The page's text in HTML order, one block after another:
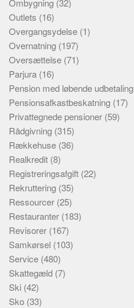
Ombygning (32)
Outlets (16)
Overgangsydelse (1)
Overnatning (197)
Oversættelse (71)
Parjura (16)
Pension med løbende udbetaling
Pensionsafkastbeskatning (17)
Privattegnede pensioner (59)
Rådgivning (315)
Rækkehuse (36)
Realkredit (8)
Registreringsafgift (22)
Rekruttering (35)
Ressourcer (25)
Restauranter (183)
Revisorer (167)
Samkørsel (103)
Service (480)
Skattegæld (7)
Ski (42)
Sko (33)